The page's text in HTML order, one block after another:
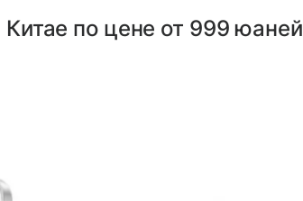
по цене от 999 юаней